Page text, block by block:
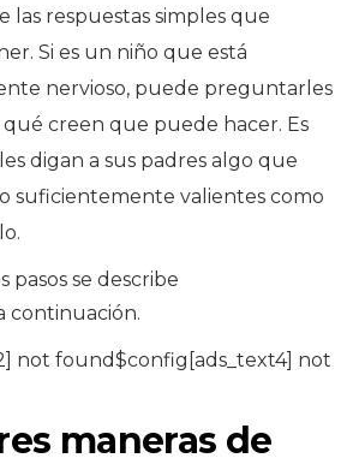
las respuestas simples que
Si es un niño que está
nervioso, puede preguntarles
qué creen que puede hacer. Es
digan a sus padres algo que
suficientemente valientes como
pasos se describe
continuación.
not found$config[ads_text4] not
maneras de